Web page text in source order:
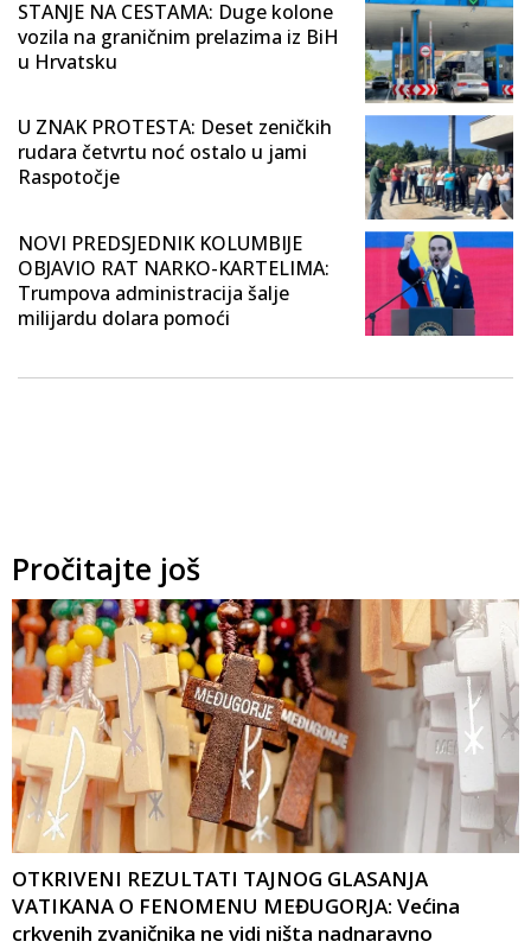
STANJE NA CESTAMA: Duge kolone
vozila na graničnim prelazima iz BiH
u Hrvatsku
U ZNAK PROTESTA: Deset zeničkih
rudara četvrtu noć ostalo u jami
Raspotočje
NOVI PREDSJEDNIK KOLUMBIJE
OBJAVIO RAT NARKO-KARTELIMA:
Trumpova administracija šalje
milijardu dolara pomoći
Pročitajte još
OTKRIVENI REZULTATI TAJNOG GLASANJA
VATIKANA O FENOMENU MEĐUGORJA: Većina
crkvenih zvaničnika ne vidi ništa nadnaravno